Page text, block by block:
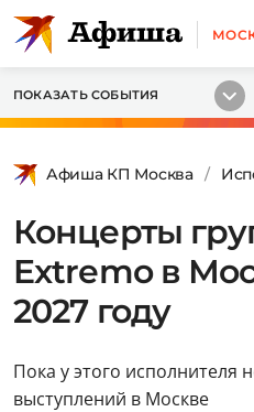
ПОКАЗАТЬ СОБЫТИЯ
Афиша КП Москва
Концерты
Extremo в
2027 году
Пока у этого исполнителя
выступлений в Москве